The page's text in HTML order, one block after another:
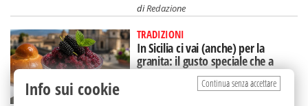
diRedazione
TRADIZIONI
In Sicilia ci vai (anche) per la
granita: il gusto speciale che a
Catania mangi a colazione
Continua senza accettare
Info sui cookie